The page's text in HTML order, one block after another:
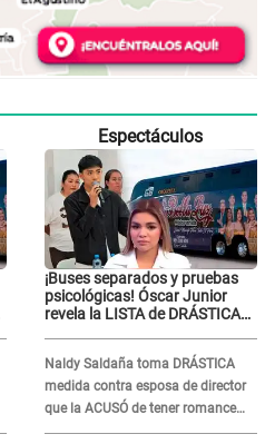
Espectáculos
¡Buses separados y pruebas
psicológicas! Óscar Junior
revela la LISTA de DRÁSTICAS
Naldy Saldaña
Naldy Saldaña toma DRÁSTICA
medida contra esposa de director
que la ACUSÓ de tener romance
con él: "Muy triste..."